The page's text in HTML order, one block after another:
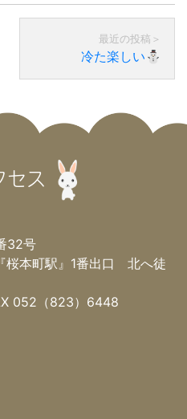
冷た楽しい⛄
セス
32号
本町駅』1番出口 北へ徒
052（823）6448